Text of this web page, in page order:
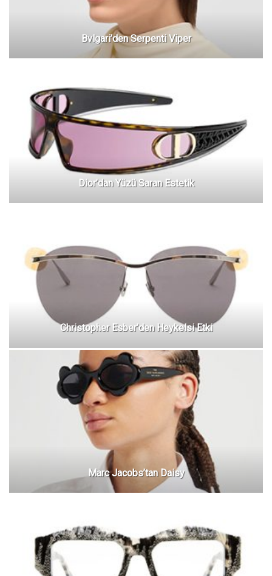
Bvlgari’den Serpenti Viper
Dior’dan Yüzü Saran Estetik
Christopher Esber’den Heykelsi Etki
Marc Jacobs’tan Daisy